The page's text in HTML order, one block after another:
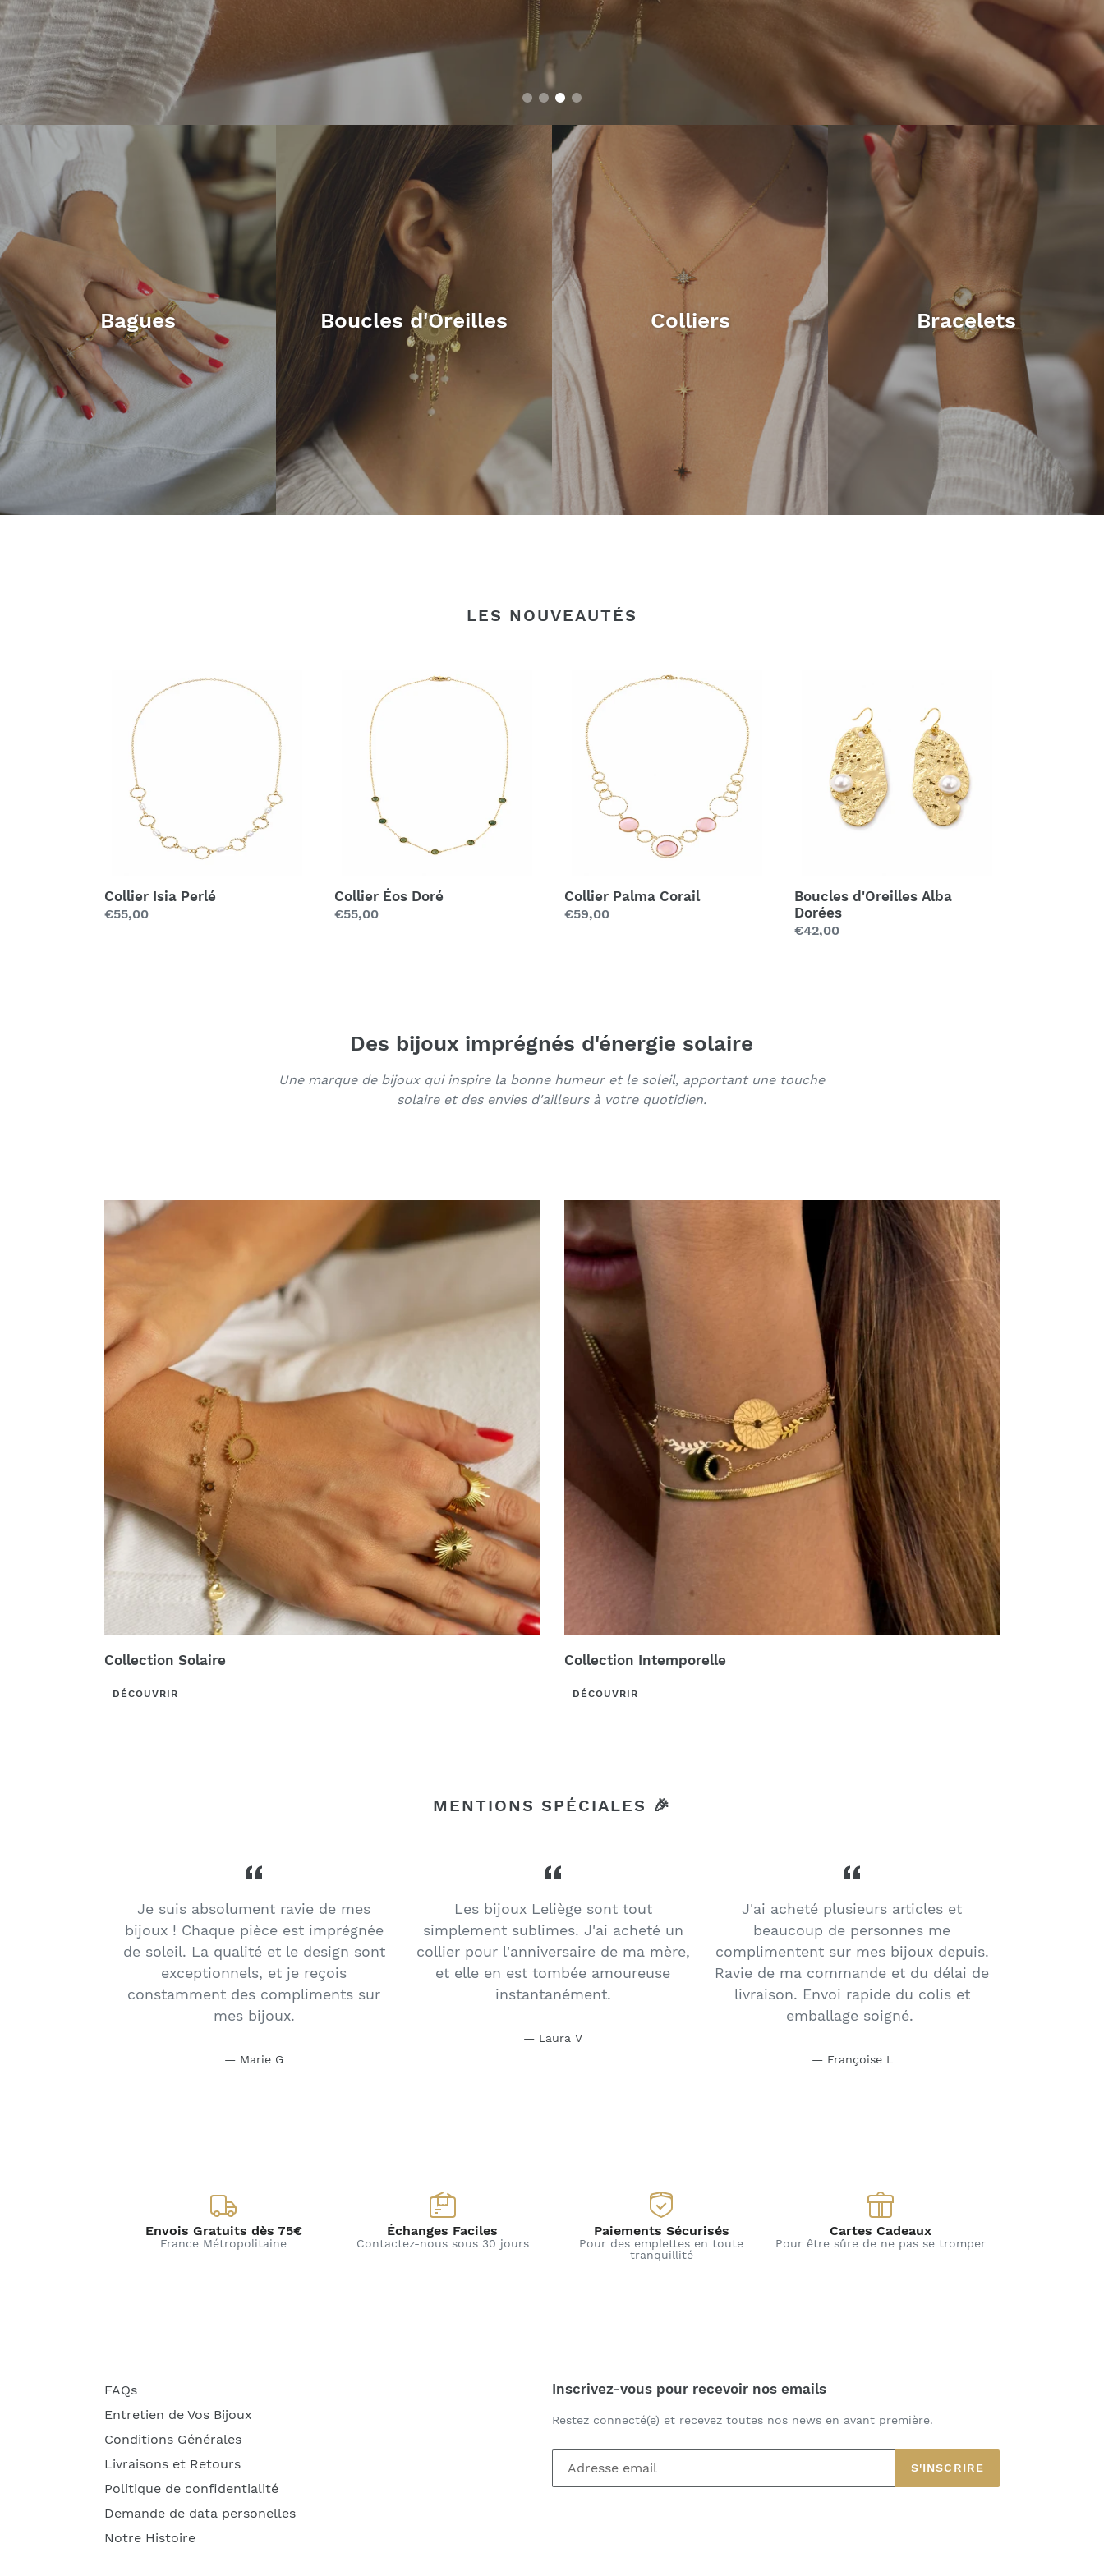
Bagues Boucles d'Oreilles Colliers Bracelets
LES NOUVEAUTÉS
Perlé
Collier Isia Perlé
Prix
€55,00
Collier Éos Doré
Prix
€55,00
Palma
Corail
Collier Palma Corail
Prix
€59,00
Dorées
Boucles d'Oreilles Alba
Dorées
Prix
€42,00
Des bijoux imprégnés d'énergie solaire
Une marque de bijoux qui inspire la bonne humeur et le soleil, apportant une touche
solaire et des envies d'ailleurs à votre quotidien.
Collection Solaire
DÉCOUVRIR
Collection Intemporelle
DÉCOUVRIR
MENTIONS SPÉCIALES 🎉
Je suis absolument ravie de mes
bijoux ! Chaque pièce est imprégnée
de soleil. La qualité et le design sont
exceptionnels, et je reçois
constamment des compliments sur
mes bijoux.
Marie G
Les bijoux Leliège sont tout
simplement sublimes. J'ai acheté un
collier pour l'anniversaire de ma mère,
et elle en est tombée amoureuse
instantanément.
Laura V
J'ai acheté plusieurs articles et
beaucoup de personnes me
complimentent sur mes bijoux depuis.
Ravie de ma commande et du délai de
livraison. Envoi rapide du colis et
emballage soigné.
Françoise L
Envois Gratuits dès 75€
France Métropolitaine
Échanges Faciles
Contactez-nous sous 30 jours
Paiements Sécurisés
Pour des emplettes en toute
tranquillité
Cartes Cadeaux
Pour être sûre de ne pas se tromper
FAQs
Entretien de Vos Bijoux
Conditions Générales
Livraisons et Retours
Politique de confidentialité
Demande de data personelles
Notre Histoire
Inscrivez-vous pour recevoir nos emails
Restez connecté(e) et recevez toutes nos news en avant première.
S'INSCRIRE